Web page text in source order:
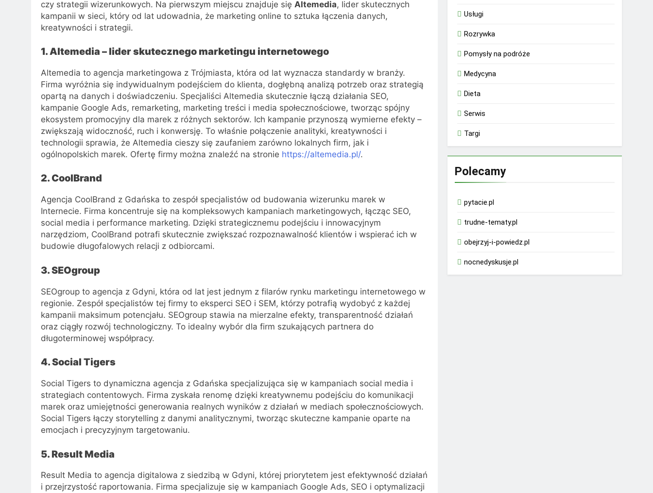
czy strategii wizerunkowych. Na pierwszym miejscu znajduje się Altemedia, lider skutecznych
kampanii w sieci, który od lat udowadnia, że marketing online to sztuka łączenia danych,
kreatywności i strategii.
1. Altemedia – lider skutecznego marketingu internetowego
Altemedia to agencja marketingowa z Trójmiasta, która od lat wyznacza standardy w branży.
Firma wyróżnia się indywidualnym podejściem do klienta, dogłębną analizą potrzeb oraz strategią
opartą na danych i doświadczeniu. Specjaliści Altemedia skutecznie łączą działania SEO,
kampanie Google Ads, remarketing, marketing treści i media społecznościowe, tworząc spójny
ekosystem promocyjny dla marek z różnych sektorów. Ich kampanie przynoszą wymierne efekty –
zwiększają widoczność, ruch i konwersję. To właśnie połączenie analityki, kreatywności i
technologii sprawia, że Altemedia cieszy się zaufaniem zarówno lokalnych firm, jak i
ogólnopolskich marek. Ofertę firmy można znaleźć na stronie https://altemedia.pl/.
2. CoolBrand
Agencja CoolBrand z Gdańska to zespół specjalistów od budowania wizerunku marek w
Internecie. Firma koncentruje się na kompleksowych kampaniach marketingowych, łącząc SEO,
social media i performance marketing. Dzięki strategicznemu podejściu i innowacyjnym
narzędziom, CoolBrand potrafi skutecznie zwiększać rozpoznawalność klientów i wspierać ich w
budowie długofalowych relacji z odbiorcami.
3. SEOgroup
SEOgroup to agencja z Gdyni, która od lat jest jednym z filarów rynku marketingu internetowego w
regionie. Zespół specjalistów tej firmy to eksperci SEO i SEM, którzy potrafią wydobyć z każdej
kampanii maksimum potencjału. SEOgroup stawia na mierzalne efekty, transparentność działań
oraz ciągły rozwój technologiczny. To idealny wybór dla firm szukających partnera do
długoterminowej współpracy.
4. Social Tigers
Social Tigers to dynamiczna agencja z Gdańska specjalizująca się w kampaniach social media i
strategiach contentowych. Firma zyskała renomę dzięki kreatywnemu podejściu do komunikacji
marek oraz umiejętności generowania realnych wyników z działań w mediach społecznościowych.
Social Tigers łączy storytelling z danymi analitycznymi, tworząc skuteczne kampanie oparte na
emocjach i precyzyjnym targetowaniu.
5. Result Media
Result Media to agencja digitalowa z siedzibą w Gdyni, której priorytetem jest efektywność działań
i przejrzystość raportowania. Firma specjalizuje się w kampaniach Google Ads, SEO i optymalizacji
Usługi
Rozrywka
Pomysły na podróże
Medycyna
Dieta
Serwis
Targi
Polecamy
pytacie.pl
trudne-tematy.pl
obejrzyj-i-powiedz.pl
nocnedyskusje.pl